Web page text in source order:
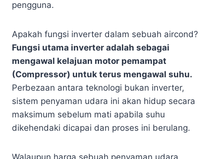
pengguna.
Apakah fungsi inverter dalam sebuah aircond?
Fungsi utama inverter adalah sebagai
mengawal kelajuan motor pemampat
(Compressor) untuk terus mengawal suhu.
Perbezaan antara teknologi bukan inverter,
sistem penyaman udara ini akan hidup secara
maksimum sebelum mati apabila suhu
dikehendaki dicapai dan proses ini berulang.
Walaupun harga sebuah penyaman udara